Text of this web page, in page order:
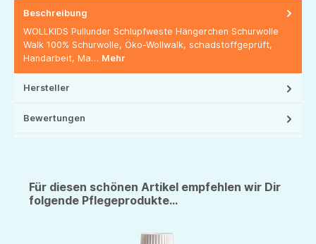
Beschreibung
WOLLKIDS Pullunder Schlupfweste Hängerchen Schurwolle
Walk 100% Schurwolle, Öko-Wollwalk, schadstoffgeprüft,
Handarbeit, Ma… Mehr
Hersteller
Bewertungen
Für diesen schönen Artikel empfehlen wir Dir
folgende Pflegeprodukte...